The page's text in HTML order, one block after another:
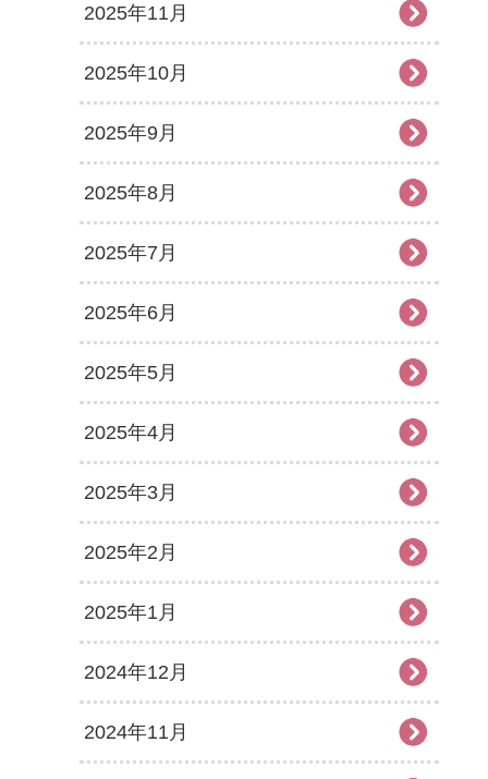
2025年11月
2025年10月
2025年9月
2025年8月
2025年7月
2025年6月
2025年5月
2025年4月
2025年3月
2025年2月
2025年1月
2024年12月
2024年11月